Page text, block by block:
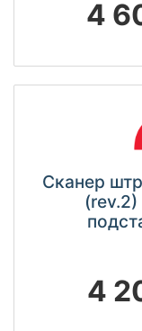
4
Сканер
4